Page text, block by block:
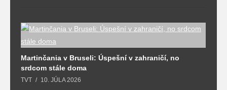
Martinčania v Bruseli: Úspešní v zahraničí, no
srdcom stále doma
TVT 10. JÚLA 2026